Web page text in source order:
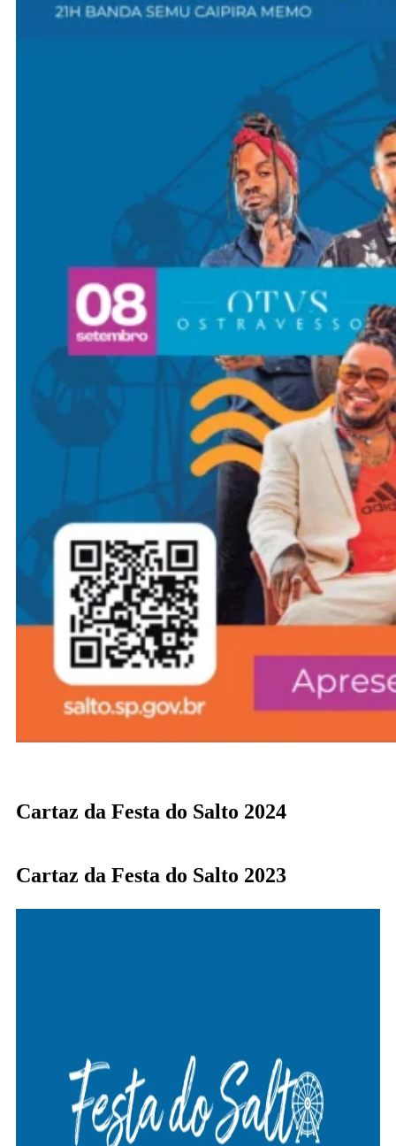
Cartaz da Festa do Salto 2024
Cartaz da Festa do Salto 2023